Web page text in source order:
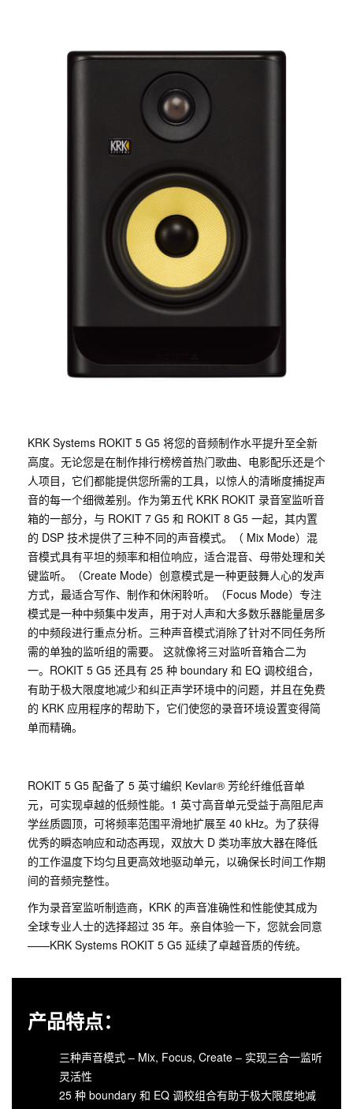
KRK Systems ROKIT 5 G5 将您的音频制作水平提升至全新
高度。无论您是在制作排行榜榜首热门歌曲、电影配乐还是个
人项目，它们都能提供您所需的工具，以惊人的清晰度捕捉声
音的每一个细微差别。作为第五代 KRK ROKIT 录音室监听音
箱的一部分，与 ROKIT 7 G5 和 ROKIT 8 G5 一起，其内置
的 DSP 技术提供了三种不同的声音模式。（ Mix Mode）混
音模式具有平坦的频率和相位响应，适合混音、母带处理和关
键监听。（Create Mode）创意模式是一种更鼓舞人心的发声
方式，最适合写作、制作和休闲聆听。（Focus Mode）专注
模式是一种中频集中发声，用于对人声和大多数乐器能量居多
的中频段进行重点分析。三种声音模式消除了针对不同任务所
需的单独的监听组的需要。 这就像将三对监听音箱合二为
一。ROKIT 5 G5 还具有 25 种 boundary 和 EQ 调校组合，
有助于极大限度地减少和纠正声学环境中的问题，并且在免费
的 KRK 应用程序的帮助下，它们使您的录音环境设置变得简
单而精确。
ROKIT 5 G5 配备了 5 英寸编织 Kevlar® 芳纶纤维低音单
元，可实现卓越的低频性能。1 英寸高音单元受益于高阻尼声
学丝质圆顶，可将频率范围平滑地扩展至 40 kHz。为了获得
优秀的瞬态响应和动态再现，双放大 D 类功率放大器在降低
的工作温度下均匀且更高效地驱动单元，以确保长时间工作期
间的音频完整性。
作为录音室监听制造商，KRK 的声音准确性和性能使其成为
全球专业人士的选择超过 35 年。亲自体验一下，您就会同意
——KRK Systems ROKIT 5 G5 延续了卓越音质的传统。
产品特点：
三种声音模式 – Mix, Focus, Create – 实现三合一监听
灵活性
25 种 boundary 和 EQ 调校组合有助于极大限度地减